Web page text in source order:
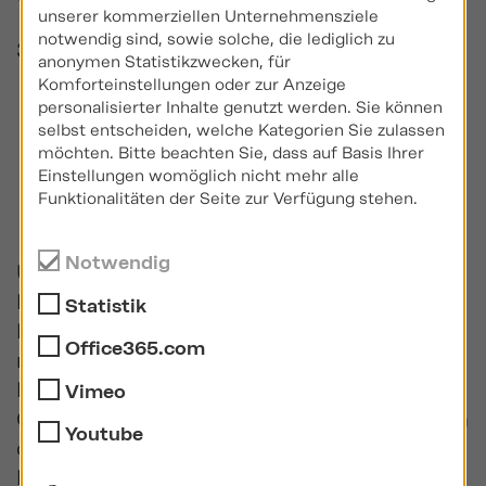
3.201 Zeichen (inkl. Leerzeichen)
Unternehmensinfo
rmationen
Über Going Public Akademie für
Finanzberatung AG & Co. KG: Die Going
Public Akademie für Finanzberatung AG
macht Menschen in der Finanz- und
Immobilienbranche erfolgreich. Seit ihrer
Gründung im Jahr 1990 ist sie bundesweit in
den Bereichen Aus- und Weiterbildung,
Beratungsleistungen sowie Personal- und
unserer kommerziellen Unternehmensziele
notwendig sind, sowie solche, die lediglich zu
anonymen Statistikzwecken, für
Komforteinstellungen oder zur Anzeige
personalisierter Inhalte genutzt werden. Sie können
selbst entscheiden, welche Kategorien Sie zulassen
möchten. Bitte beachten Sie, dass auf Basis Ihrer
Einstellungen womöglich nicht mehr alle
Funktionalitäten der Seite zur Verfügung stehen.
Notwendig
Statistik
Office365.com
Vimeo
Youtube